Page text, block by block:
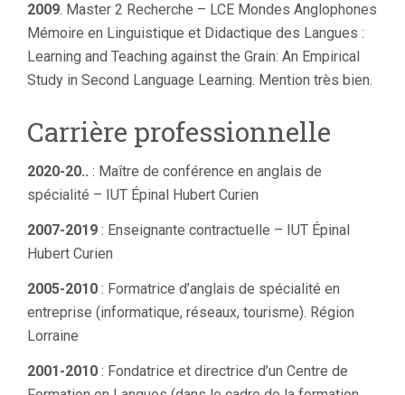
2009. Master 2 Recherche – LCE Mondes Anglophones
Mémoire en Linguistique et Didactique des Langues :
Learning and Teaching against the Grain: An Empirical
Study in Second Language Learning. Mention très bien.
Carrière professionnelle
2020-20.. : Maître de conférence en anglais de
spécialité – IUT Épinal Hubert Curien
2007-2019 : Enseignante contractuelle – IUT Épinal
Hubert Curien
2005-2010 : Formatrice d’anglais de spécialité en
entreprise (informatique, réseaux, tourisme). Région
Lorraine
2001-2010 : Fondatrice et directrice d’un Centre de